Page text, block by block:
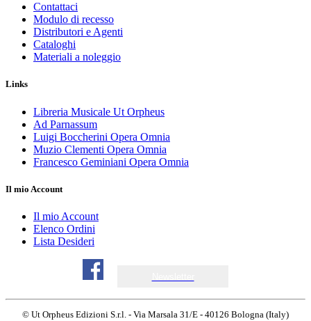
Contattaci
Modulo di recesso
Distributori e Agenti
Cataloghi
Materiali a noleggio
Links
Libreria Musicale Ut Orpheus
Ad Parnassum
Luigi Boccherini Opera Omnia
Muzio Clementi Opera Omnia
Francesco Geminiani Opera Omnia
Il mio Account
Il mio Account
Elenco Ordini
Lista Desideri
© Ut Orpheus Edizioni S.r.l. - Via Marsala 31/E - 40126 Bologna (Italy)